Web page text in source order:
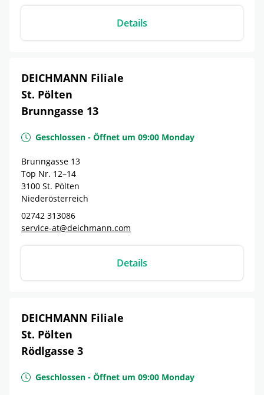
Details
DEICHMANN Filiale
St. Pölten
Brunngasse 13
Geschlossen - Öffnet um 09:00 Monday
Brunngasse 13
Top Nr. 12–14
3100 St. Pölten
Niederösterreich
02742 313086
service-at@deichmann.com
Details
DEICHMANN Filiale
St. Pölten
Rödlgasse 3
Geschlossen - Öffnet um 09:00 Monday